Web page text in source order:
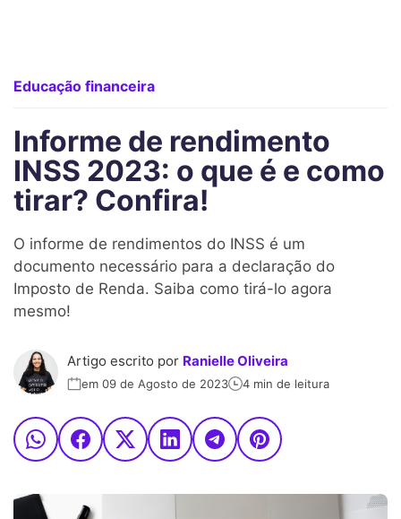
Educação financeira
Informe de rendimento
INSS 2023: o que é e como
tirar? Confira!
O informe de rendimentos do INSS é um
documento necessário para a declaração do
Imposto de Renda. Saiba como tirá-lo agora
mesmo!
Artigo escrito por Ranielle Oliveira
em 09 de Agosto de 2023 4 min de leitura